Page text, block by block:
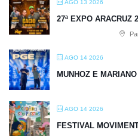
AGO 13 2026
27ª EXPO ARACRUZ
AGO 14 2026
MUNHOZ E
AGO 14 2026
FESTIVAL